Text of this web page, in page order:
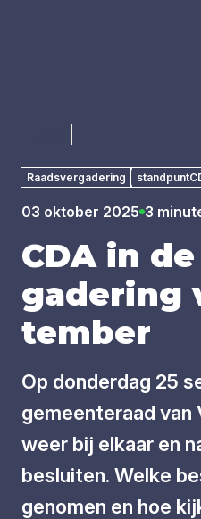
Raadsvergadering
03 oktober 2025 3
CDAin de
ga­de­ring
tem­ber
Op donderdag 25
gemeenteraad van
weer bij elkaar en
besluiten. Welke
genomen en hoe